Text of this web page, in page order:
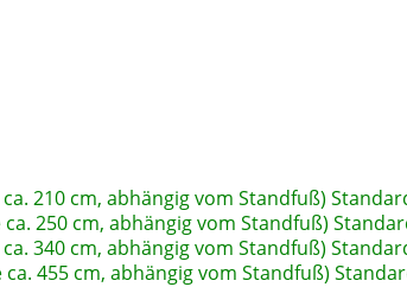
ca. 210 cm, abhängig vom Standfuß)
ca. 250 cm, abhängig vom Standfuß)
ca. 340 cm, abhängig vom Standfuß)
ca. 455 cm, abhängig vom Standfuß)